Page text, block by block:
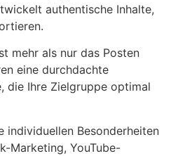
authentische Inhalte,
mehr als nur das Posten
eine durchdachte
die Ihre Zielgruppe optimal
individuellen Besonderheiten
Marketing, YouTube-